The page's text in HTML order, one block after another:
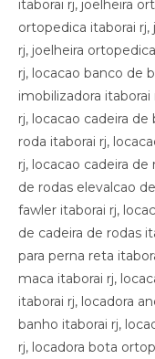
itaborai rj, joelheira
ortopedica itaborai
rj, joelheira
rj, locacao banco de
imobilizadora
rj, locacao cadeira
roda itaborai rj,
rj, locacao cadeira
de rodas elevalcao
fawler itaborai rj,
de cadeira de rodas
para perna reta
maca itaborai rj,
itaborai rj, locadora
banho itaborai rj,
rj, locadora bota